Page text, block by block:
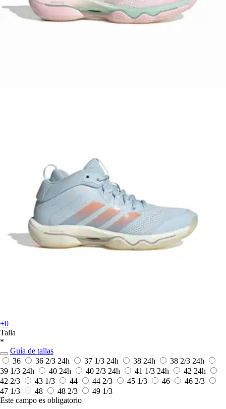
+0
Talla
*
Guía de tallas
36
36 2/3 24h 37 1/3 24h 38 24h 38 2/3 24h
39 1/3 24h 40 24h 40 2/3 24h 41 1/3 24h 42 24h
42 2/3
43 1/3 44 44 2/3 45 1/3 46
46 2/3
47 1/3
48 48 2/3
49 1/3
Este campo es obligatorio